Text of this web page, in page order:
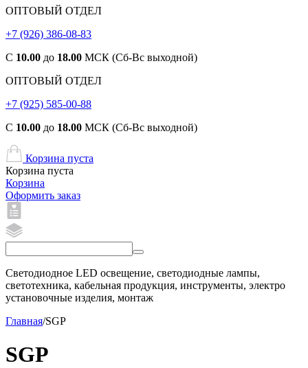
ОПТОВЫЙ ОТДЕЛ
+7 (926) 386-08-83
С 10.00 до 18.00 МСК (Сб-Вс выходной)
ОПТОВЫЙ ОТДЕЛ
+7 (925) 585-00-88
С 10.00 до 18.00 МСК (Сб-Вс выходной)
Корзина пуста
Корзина пуста
Корзина
Оформить заказ
Светодиодное LED освещение, светодиодные лампы,
светотехника, кабельная продукция, инструменты, электро
установочные изделия, монтаж
Главная/SGP
SGP